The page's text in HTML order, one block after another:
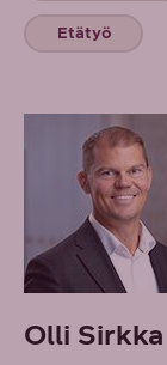
Etätyö
Olli Sirkka